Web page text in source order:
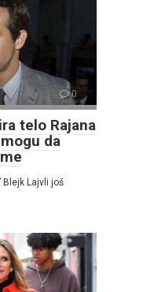
0
telo Rajana
da
Blejk Lajvli još